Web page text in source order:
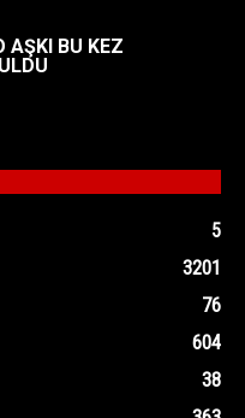
AŞKI BU KEZ
5
3201
76
604
38